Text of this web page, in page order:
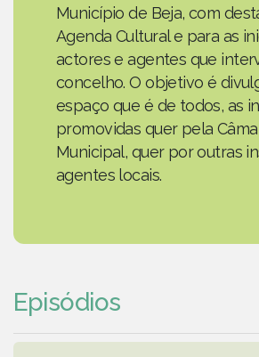
Município de Beja, com
Agenda Cultural e para as
actores e agentes que
concelho. O objetivo é
espaço que é de todos, as
promovidas quer pela
Municipal, quer por outras
agentes locais.
Episódios